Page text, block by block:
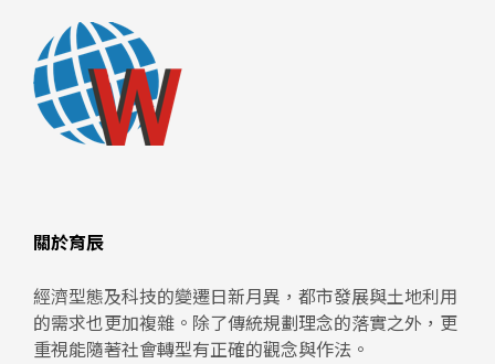
關於育辰
經濟型態及科技的變遷日新月異，都市發展與土地利用
的需求也更加複雜。除了傳統規劃理念的落實之外，更
重視能隨著社會轉型有正確的觀念與作法。